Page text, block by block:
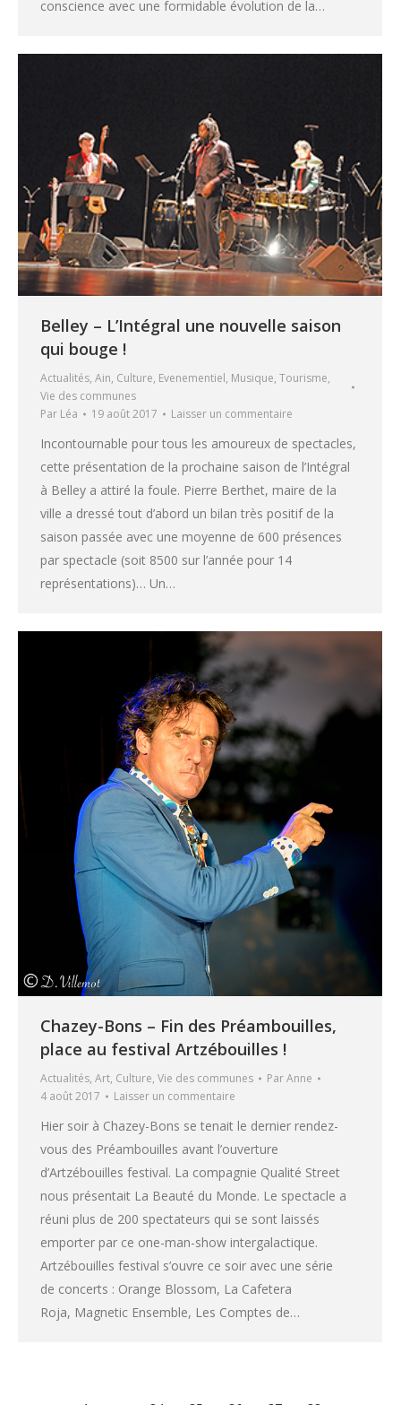
conscience avec une formidable évolution de la…
Belley – L’Intégral une nouvelle saison
qui bouge !
Actualités, Ain, Culture, Evenementiel, Musique, Tourisme,
Vie des communes
Par Léa 19 août 2017 Laisser un commentaire
Incontournable pour tous les amoureux de spectacles,
cette présentation de la prochaine saison de l’Intégral
à Belley a attiré la foule. Pierre Berthet, maire de la
ville a dressé tout d’abord un bilan très positif de la
saison passée avec une moyenne de 600 présences
par spectacle (soit 8500 sur l’année pour 14
représentations)… Un…
Chazey-Bons – Fin des Préambouilles,
place au festival Artzébouilles !
Actualités, Art, Culture, Vie des communes ParAnne
4 août 2017
Laisser un commentaire
Hier soir à Chazey-Bons se tenait le dernier rendez-
vous des Préambouilles avant l’ouverture
d’Artzébouilles festival. La compagnie Qualité Street
nous présentait La Beauté du Monde. Le spectacle a
réuni plus de 200 spectateurs qui se sont laissés
emporter par ce one-man-show intergalactique.
Artzébouilles festival s’ouvre ce soir avec une série
de concerts : Orange Blossom, La Cafetera
Roja, Magnetic Ensemble, Les Comptes de…